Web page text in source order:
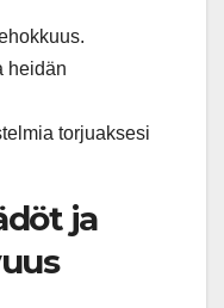
heidän
torjuaksesi
ja